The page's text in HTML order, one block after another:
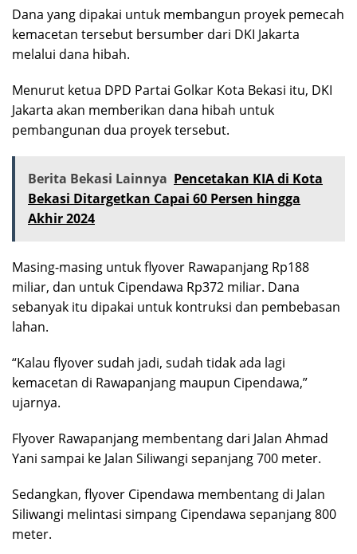
Dana yang dipakai untuk membangun proyek pemecah
kemacetan tersebut bersumber dari DKI Jakarta
melalui dana hibah.
Menurut ketua DPD Partai Golkar Kota Bekasi itu, DKI
Jakarta akan memberikan dana hibah untuk
pembangunan dua proyek tersebut.
Berita Bekasi Lainnya Pencetakan KIA di Kota
Bekasi Ditargetkan Capai 60 Persen hingga
Akhir 2024
Masing-masing untuk flyover Rawapanjang Rp188
miliar, dan untuk Cipendawa Rp372 miliar. Dana
sebanyak itu dipakai untuk kontruksi dan pembebasan
lahan.
“Kalau flyover sudah jadi, sudah tidak ada lagi
kemacetan di Rawapanjang maupun Cipendawa,”
ujarnya.
Flyover Rawapanjang membentang dari Jalan Ahmad
Yani sampai ke Jalan Siliwangi sepanjang 700 meter.
Sedangkan, flyover Cipendawa membentang di Jalan
Siliwangi melintasi simpang Cipendawa sepanjang 800
meter.